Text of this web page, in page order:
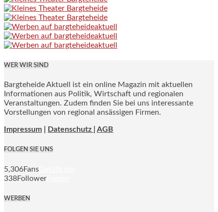
WER WIR SIND
Bargteheide Aktuell ist ein online Magazin mit aktuellen
Informationen aus Politik, Wirtschaft und regionalen
Veranstaltungen. Zudem finden Sie bei uns interessante
Vorstellungen von regional ansässigen Firmen.
Impressum Datenschutz | AGB
FOLGEN SIE UNS
5,306Fans
338Follower
WERBEN